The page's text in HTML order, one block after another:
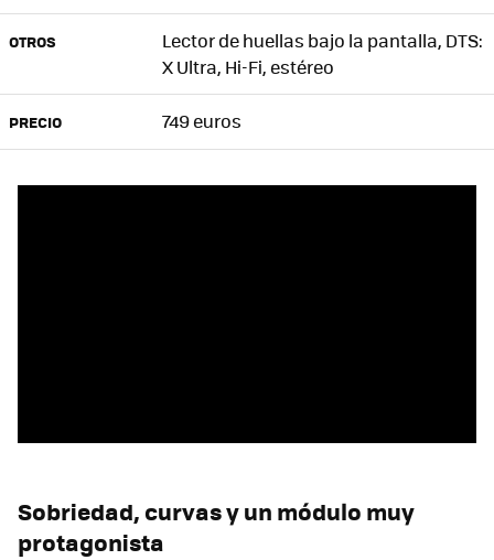
OTROS
Lector de huellas bajo la pantalla, DTS:
X Ultra, Hi-Fi, estéreo
PRECIO 749 euros
Sobriedad, curvas y un módulo muy
protagonista